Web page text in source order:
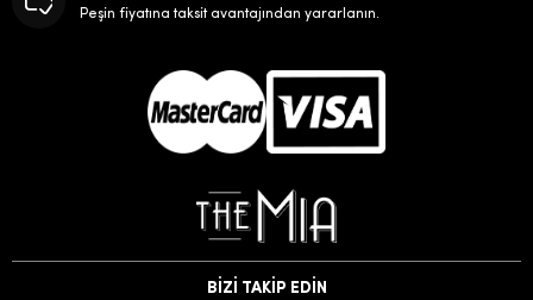
Peşin fiyatına taksit avantajından yararlanın.
BİZİ TAKİP EDİN